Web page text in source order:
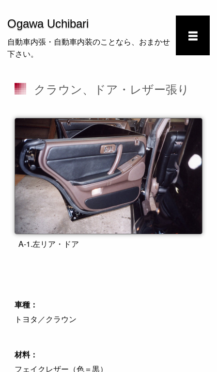
Ogawa Uchibari
自動車内張・自動車内装のことなら、おまかせ
下さい。
クラウン、ドア・レザー張り
A-1.左リア・ドア
車種：
トヨタ／クラウン
材料：
フェイクレザー （色＝黒）